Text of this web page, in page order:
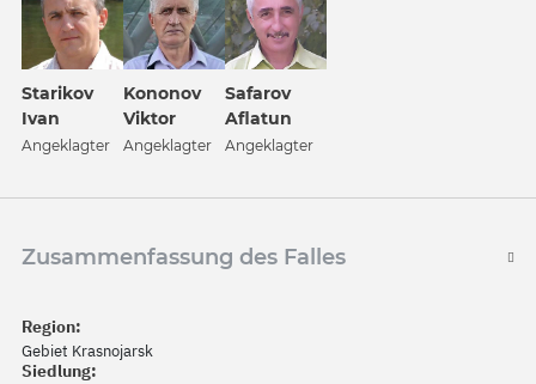
Starikov
Ivan
Angeklagter
Kononov
Viktor
Angeklagter
Safarov
Aflatun
Angeklagter
Zusammenfassung des Falles
Region:
Gebiet Krasnojarsk
Siedlung: